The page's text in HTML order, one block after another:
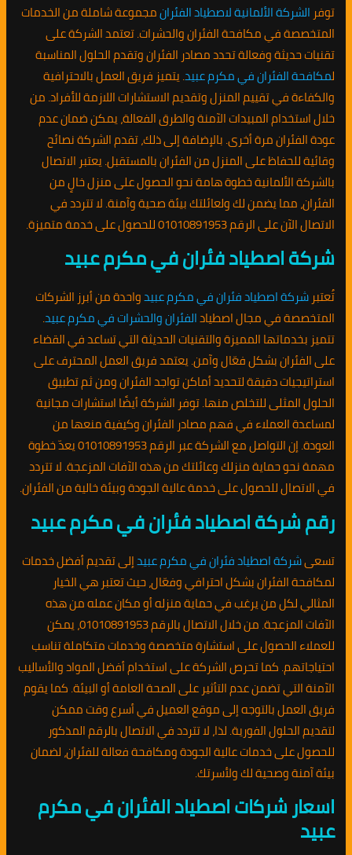
توفر الشركة الألمانية لاصطياد الفئرانمجموعة شاملة من الخدمات
المتخصصة في مكافحة الفئران والحشرات. تعتمد الشركة على
تقنيات حديثة وفعالة تحدد مصادر الفئران وتقدم الحلول المناسبة
لمكافحة الفئران في مكرم عبيد. يتميز فريق العمل بالاحترافية
والكفاءة في تقييم المنزل وتقديم الاستشارات اللازمة للأفراد. من
خلال استخدام المبيدات الآمنة والطرق الفعالة، يمكن ضمان عدم
عودة الفئران مرة أخرى. بالإضافة إلى ذلك، تقدم الشركة نصائح
وقائية للحفاظ على المنزل من الفئران بالمستقبل. يعتبر الاتصال
بالشركة الألمانية خطوة هامة نحو الحصول على منزل خالٍ من
الفئران، مما يضمن لك ولعائلتك بيئة صحية وآمنة. لا تتردد في
الاتصال الآن على الرقم 01010891953 للحصول على خدمة متميزة.
شركة اصطياد فئران في مكرم عبيد
تُعتبرشركة اصطياد فئران في مكرم عبيدواحدة من أبرز الشركات
المتخصصة في مجال اصطيادالفئران والحشرات في مكرم عبيد.
تتميز بخدماتها المميزة والتقنيات الحديثة التي تساعد في القضاء
على الفئران بشكل فعّال وآمن. يعتمد فريق العمل المحترف على
استراتيجيات دقيقة لتحديد أماكن تواجد الفئران ومن ثم تطبيق
الحلول المثلى للتخلص منها. توفر الشركة أيضًا استشارات مجانية
لمساعدة العملاء في فهم مصادر الفئران وكيفية منعها من
العودة. إن التواصل مع الشركة عبر الرقم 01010891953 يعدّ خطوة
مهمة نحو حماية منزلك وعائلتك من هذه الآفات المزعجة. لا تتردد
في الاتصال للحصول على خدمة عالية الجودة وبيئة خالية من الفئران.
رقم شركة اصطياد فئران في مكرم عبيد
تسعىشركة اصطياد فئران في مكرم عبيدإلى تقديم أفضل خدمات
لمكافحة الفئران بشكل احترافي وفعّال، حيث تعتبر هي الخيار
المثالي لكل من يرغب في حماية منزله أو مكان عمله من هذه
الآفات المزعجة. من خلال الاتصال بالرقم 01010891953، يمكن
للعملاء الحصول على استشارة متخصصة وخدمات متكاملة تناسب
احتياجاتهم. كما تحرص الشركة على استخدام أفضل المواد والأساليب
الآمنة التي تضمن عدم التأثير على الصحة العامة أو البيئة. كما يقوم
فريق العمل بالتوجه إلى موقع العميل في أسرع وقت ممكن
لتقديم الحلول الفورية. لذا، لا تتردد في الاتصال بالرقم المذكور
للحصول على خدمات عالية الجودة ومكافحة فعالة للفئران، لضمان
بيئة آمنة وصحية لك ولأسرتك.
اسعار شركات اصطياد الفئران في مكرم
عبيد